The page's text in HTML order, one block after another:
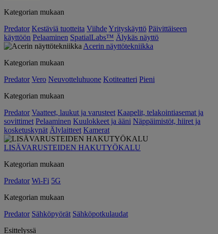
Kategorian mukaan
Predator Kestäviä tuotteita ViihdeYrityskäyttö Päivittäiseen
käyttöön Pelaaminen SpatialLabs™ Älykäs näyttö
Acerin näyttötekniikka
Kategorian mukaan
Predator Vero Neuvotteluhuone Kotiteatteri Pieni
Kategorian mukaan
Predator Vaatteet, laukut ja varusteet Kaapelit, telakointiasemat ja
sovittimet Pelaaminen Kuulokkeet ja ääni Näppäimistöt, hiiret ja
kosketuskynät Älylaitteet Kamerat
LISÄVARUSTEIDEN HAKUTYÖKALU
Kategorian mukaan
Predator Wi-Fi 5G
Kategorian mukaan
Predator Sähköpyörät Sähköpotkulaudat
Esittelyssä